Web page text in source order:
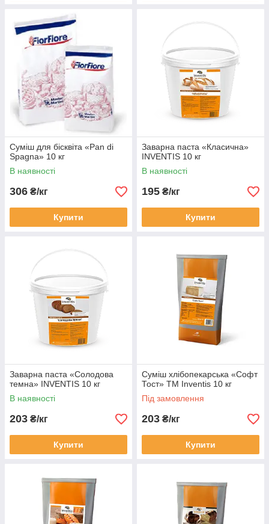
Суміш для бісквіта «Pan di
Spagna» 10 кг
В наявності
306 ₴/кг
Купити
Заварна паста «Класична»
INVENTIS 10 кг
В наявності
195 ₴/кг
Купити
Заварна паста «Солодова
темна» INVENTIS 10 кг
В наявності
203 ₴/кг
Купити
Суміш хлібопекарська «Софт
Тост» TM Inventis 10 кг
Під замовлення
203 ₴/кг
Купити